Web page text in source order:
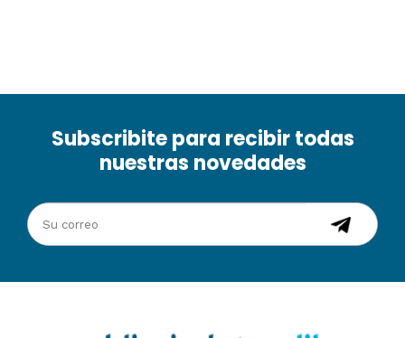
Subscribite para recibir todas
nuestras novedades